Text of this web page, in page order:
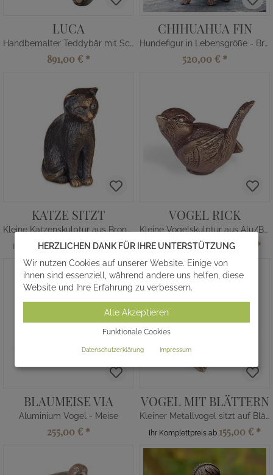
LUCA
Handbemalter Teddybär mit Schal
891,00 € *
CHIHUAHUA FIN
Hundefigur in Lebensgröße - Bronze
520,00 € *
KATZE SITZT
Kleine Katzenskulptur aus Bronze/Alu
Ihr Komplettpreis ab155,00 € *
VOGEL RICK
Kleine Vogelskulptur aus Alu/Bronze
Ihr Komplettpreis ab115,00 € *
BLAUMEISE VIA
Aluminium Vogel - Meise
255,00 € *
VOGEL MIT BLÄTTERN
Kleiner Metallvogel sitzt auf Blättern
Ihr Komplettpreis ab 155,00 € *
HERZLICHEN DANK FÜR IHRE UNTERSTÜTZUNG
Wir nutzen Cookies auf unserer Website. Einige von
ihnen sind essenziell, während andere uns helfen, diese
Website und Ihre Erfahrung zu verbessern.
Alle Akzeptieren
Funktionale Cookies
Datenschutzerklärung Impressum